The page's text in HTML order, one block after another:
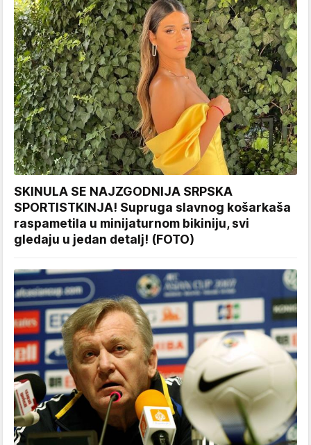
SKINULA SE NAJZGODNIJA SRPSKA
SPORTISTKINJA! Supruga slavnog košarkaša
raspametila u minijaturnom bikiniju, svi
gledaju u jedan detalj! (FOTO)